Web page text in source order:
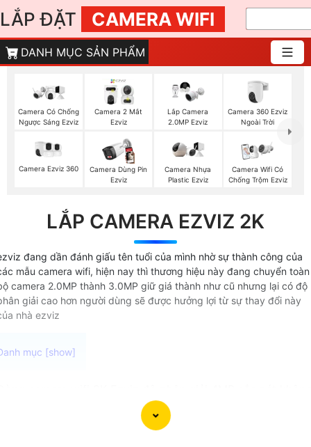
LẮP ĐẶT CAMERA WIFI
DANH MỤC SẢN PHẨM
Camera Có Chống
Ngược Sáng Ezviz
Camera 2 Mắt
Ezviz
Lắp Camera
2.0MP Ezviz
Camera 360 Ezviz
Ngoài Trời
Camera Ezviz 360
Camera Dùng Pin
Ezviz
Camera Nhựa
Plastic Ezviz
Camera Wifi Có
Chống Trộm Ezviz
LẮP CAMERA EZVIZ 2K
đang dần đánh giấu tên tuổi của mình nhờ sự thành công của
mẫu camera wifi, hiện nay thì thương hiệu này đang chuyển toàn
camera 2.0MP thành 3.0MP giữ giá thành như cũ nhưng lại có độ
giải cao hơn người dùng sẽ được hưởng lợi từ sự thay đổi này
nhà ezviz
là sự lựa chọn hoàn hảo cho ngôi nhà của bạn mà còn
pháp an ninh thông minh và hiện đại. Với công nghệ